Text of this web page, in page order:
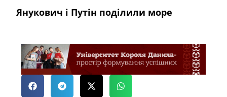
Янукович і Путін поділили море